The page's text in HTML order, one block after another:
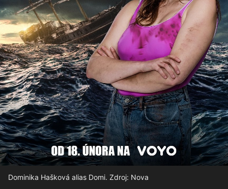
Dominika Hašková alias Domi. Zdroj: Nova